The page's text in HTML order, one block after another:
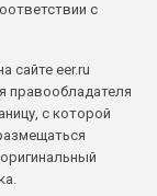
с
сайте eer.ru
правообладателя
с которой